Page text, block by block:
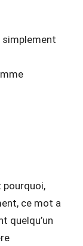
simplement
pourquoi,
ce mot a
quelqu’un